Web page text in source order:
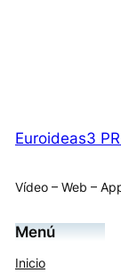
Euroideas3
Vídeo – Web –
Menú
Inicio